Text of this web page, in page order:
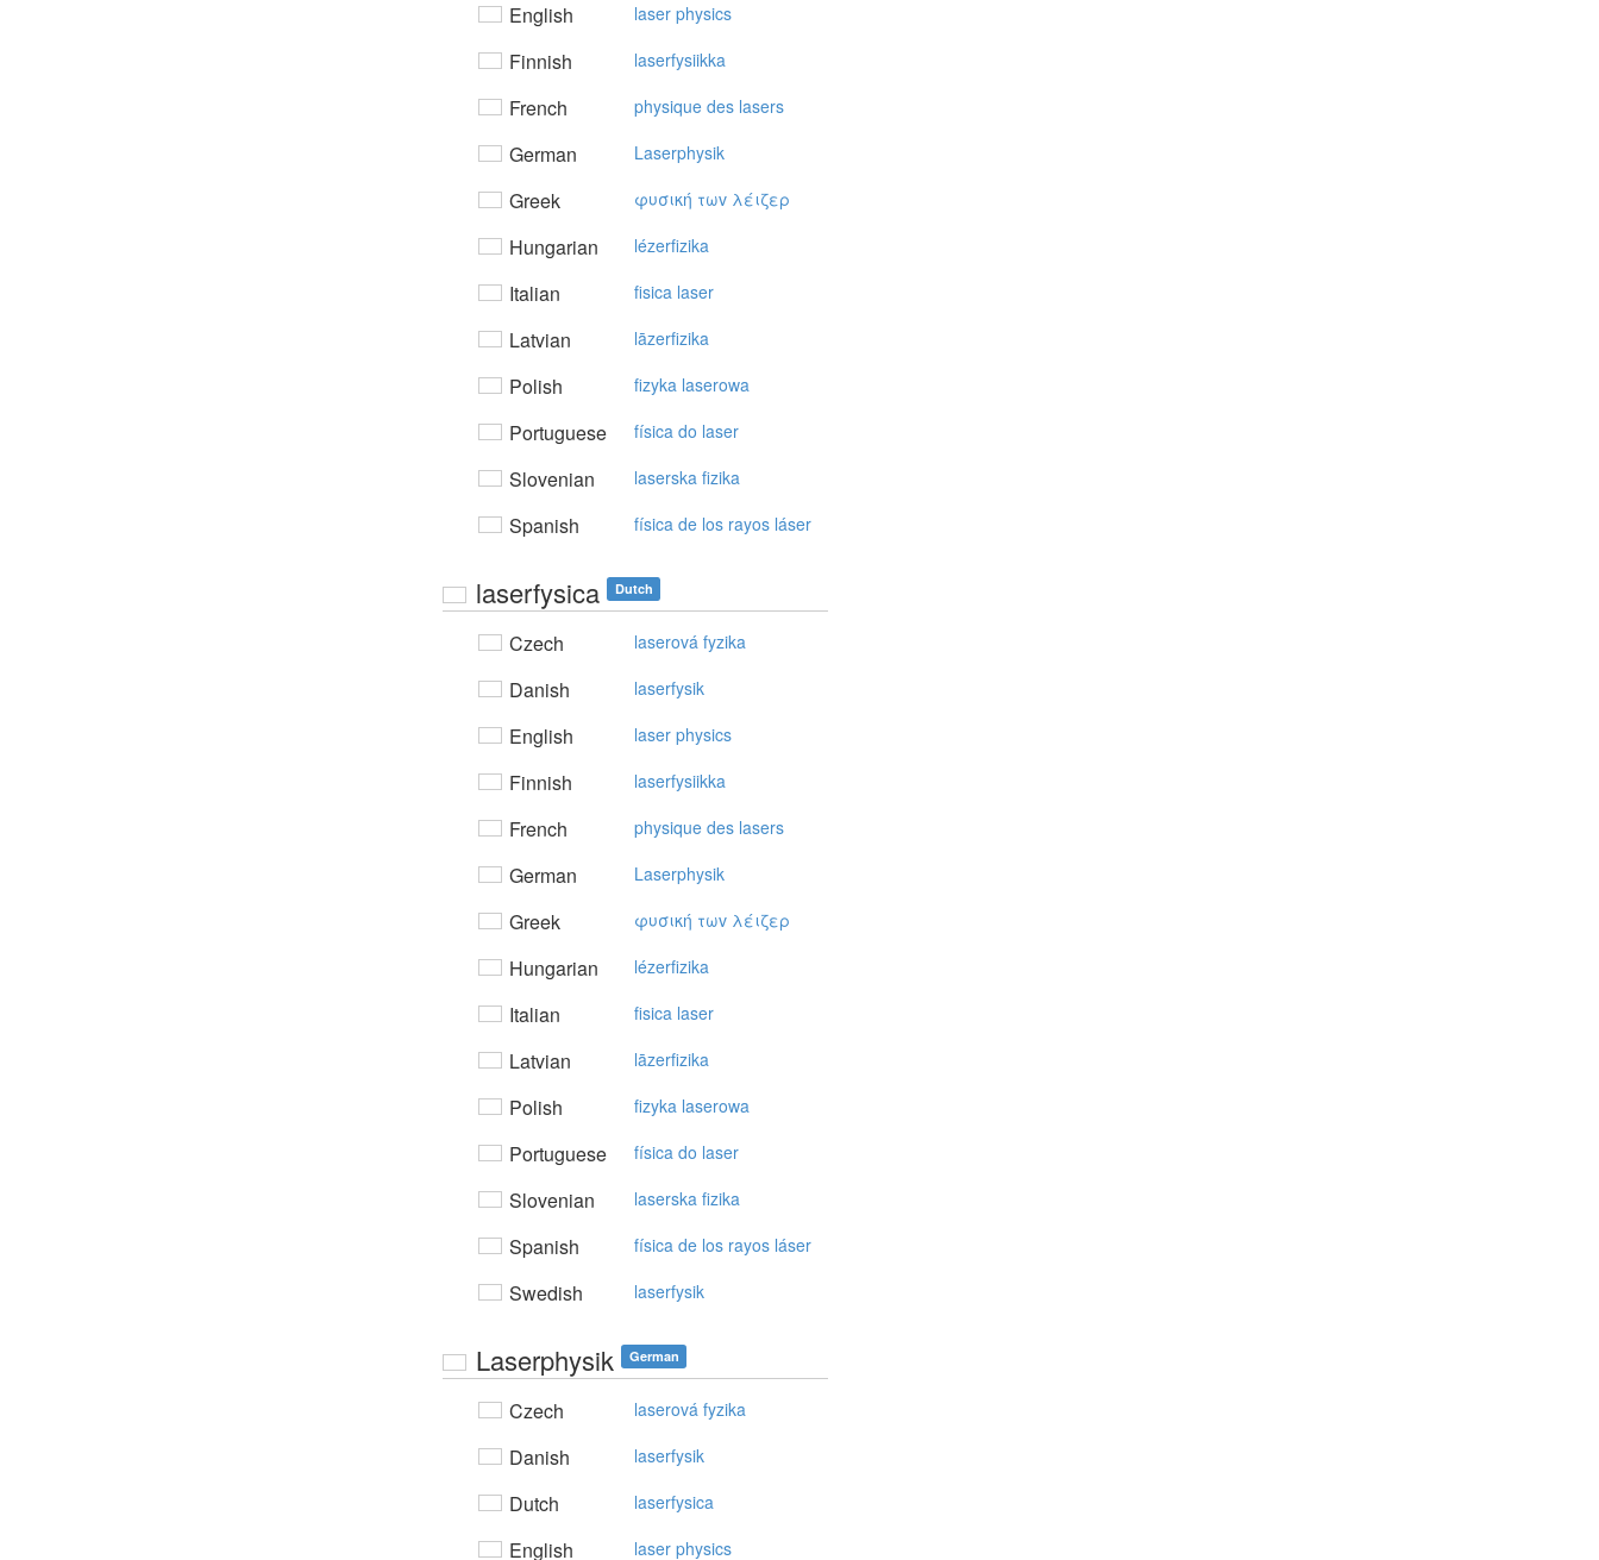
English laser physics
Finnish laserfysiikka
French physique des lasers
German Laserphysik
Greek φυσική τωv λέιζερ
Hungarian lézerfizika
Italian fisica laser
Latvian lāzerfizika
Polish fizyka laserowa
Portuguese física do laser
Slovenian laserska fizika
Spanish física de los rayos láser
laserfysica Dutch
Czech laserová fyzika
Danish laserfysik
English laser physics
Finnish laserfysiikka
French physique des lasers
German Laserphysik
Greek φυσική τωv λέιζερ
Hungarian lézerfizika
Italian fisica laser
Latvian lāzerfizika
Polish fizyka laserowa
Portuguese física do laser
Slovenian laserska fizika
Spanish física de los rayos láser
Swedish laserfysik
Laserphysik German
Czech laserová fyzika
Danish laserfysik
Dutch laserfysica
English laser physics